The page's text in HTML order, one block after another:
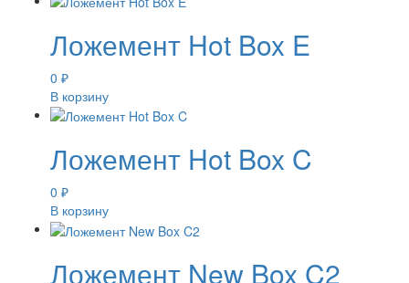
Ложемент Hot Box E
0 ₽
В корзину
Ложемент Hot Box C
0 ₽
В корзину
Ложемент New Box C2